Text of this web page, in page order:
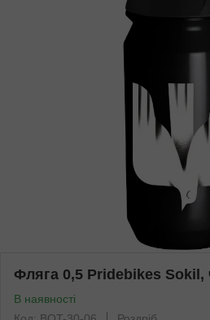
Фляга 0,5 Pridebikes Sokil,
В наявності